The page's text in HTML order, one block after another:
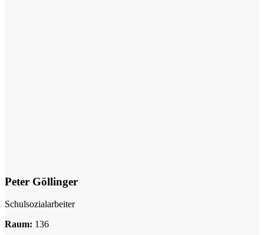
Peter Göllinger
Schulsozialarbeiter
Raum: 136